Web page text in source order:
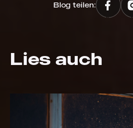
Blog teilen:
Lies auch